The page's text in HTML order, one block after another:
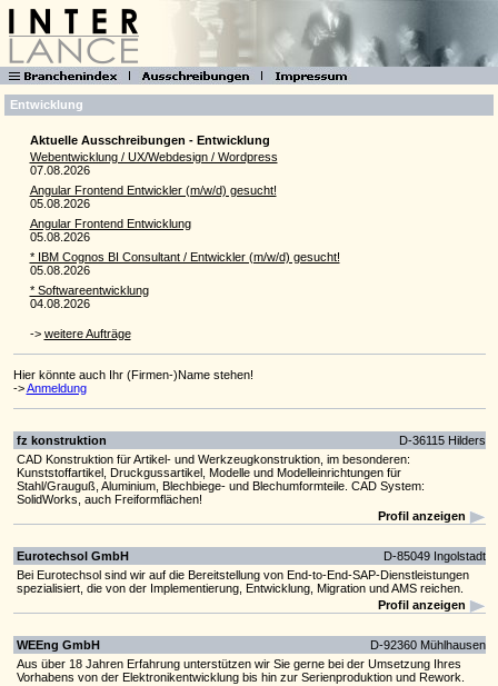
Entwicklung
Aktuelle Ausschreibungen - Entwicklung
Webentwicklung / UX/Webdesign / Wordpress
07.08.2026
Angular Frontend Entwickler (m/w/d) gesucht!
05.08.2026
Angular Frontend Entwicklung
05.08.2026
* IBM Cognos BI Consultant / Entwickler (m/w/d) gesucht!
05.08.2026
* Softwareentwicklung
04.08.2026
-> weitere Aufträge
Hier könnte auch Ihr (Firmen-)Name stehen!
->Anmeldung
fz konstruktion
D-36115 Hilders
CAD Konstruktion für Artikel- und Werkzeugkonstruktion, im besonderen:
Kunststoffartikel, Druckgussartikel, Modelle und Modelleinrichtungen für
Stahl/Grauguß, Aluminium, Blechbiege- und Blechumformteile. CAD System:
SolidWorks, auch Freiformflächen!
Profil anzeigen
Eurotechsol GmbH
D-85049 Ingolstadt
Bei Eurotechsol sind wir auf die Bereitstellung von End-to-End-SAP-Dienstleistungen
spezialisiert, die von der Implementierung, Entwicklung, Migration und AMS reichen.
Profil anzeigen
WEEng GmbH
D-92360 Mühlhausen
Aus über 18 Jahren Erfahrung unterstützen wir Sie gerne bei der Umsetzung Ihres
Vorhabens von der Elektronikentwicklung bis hin zur Serienproduktion und Rework.